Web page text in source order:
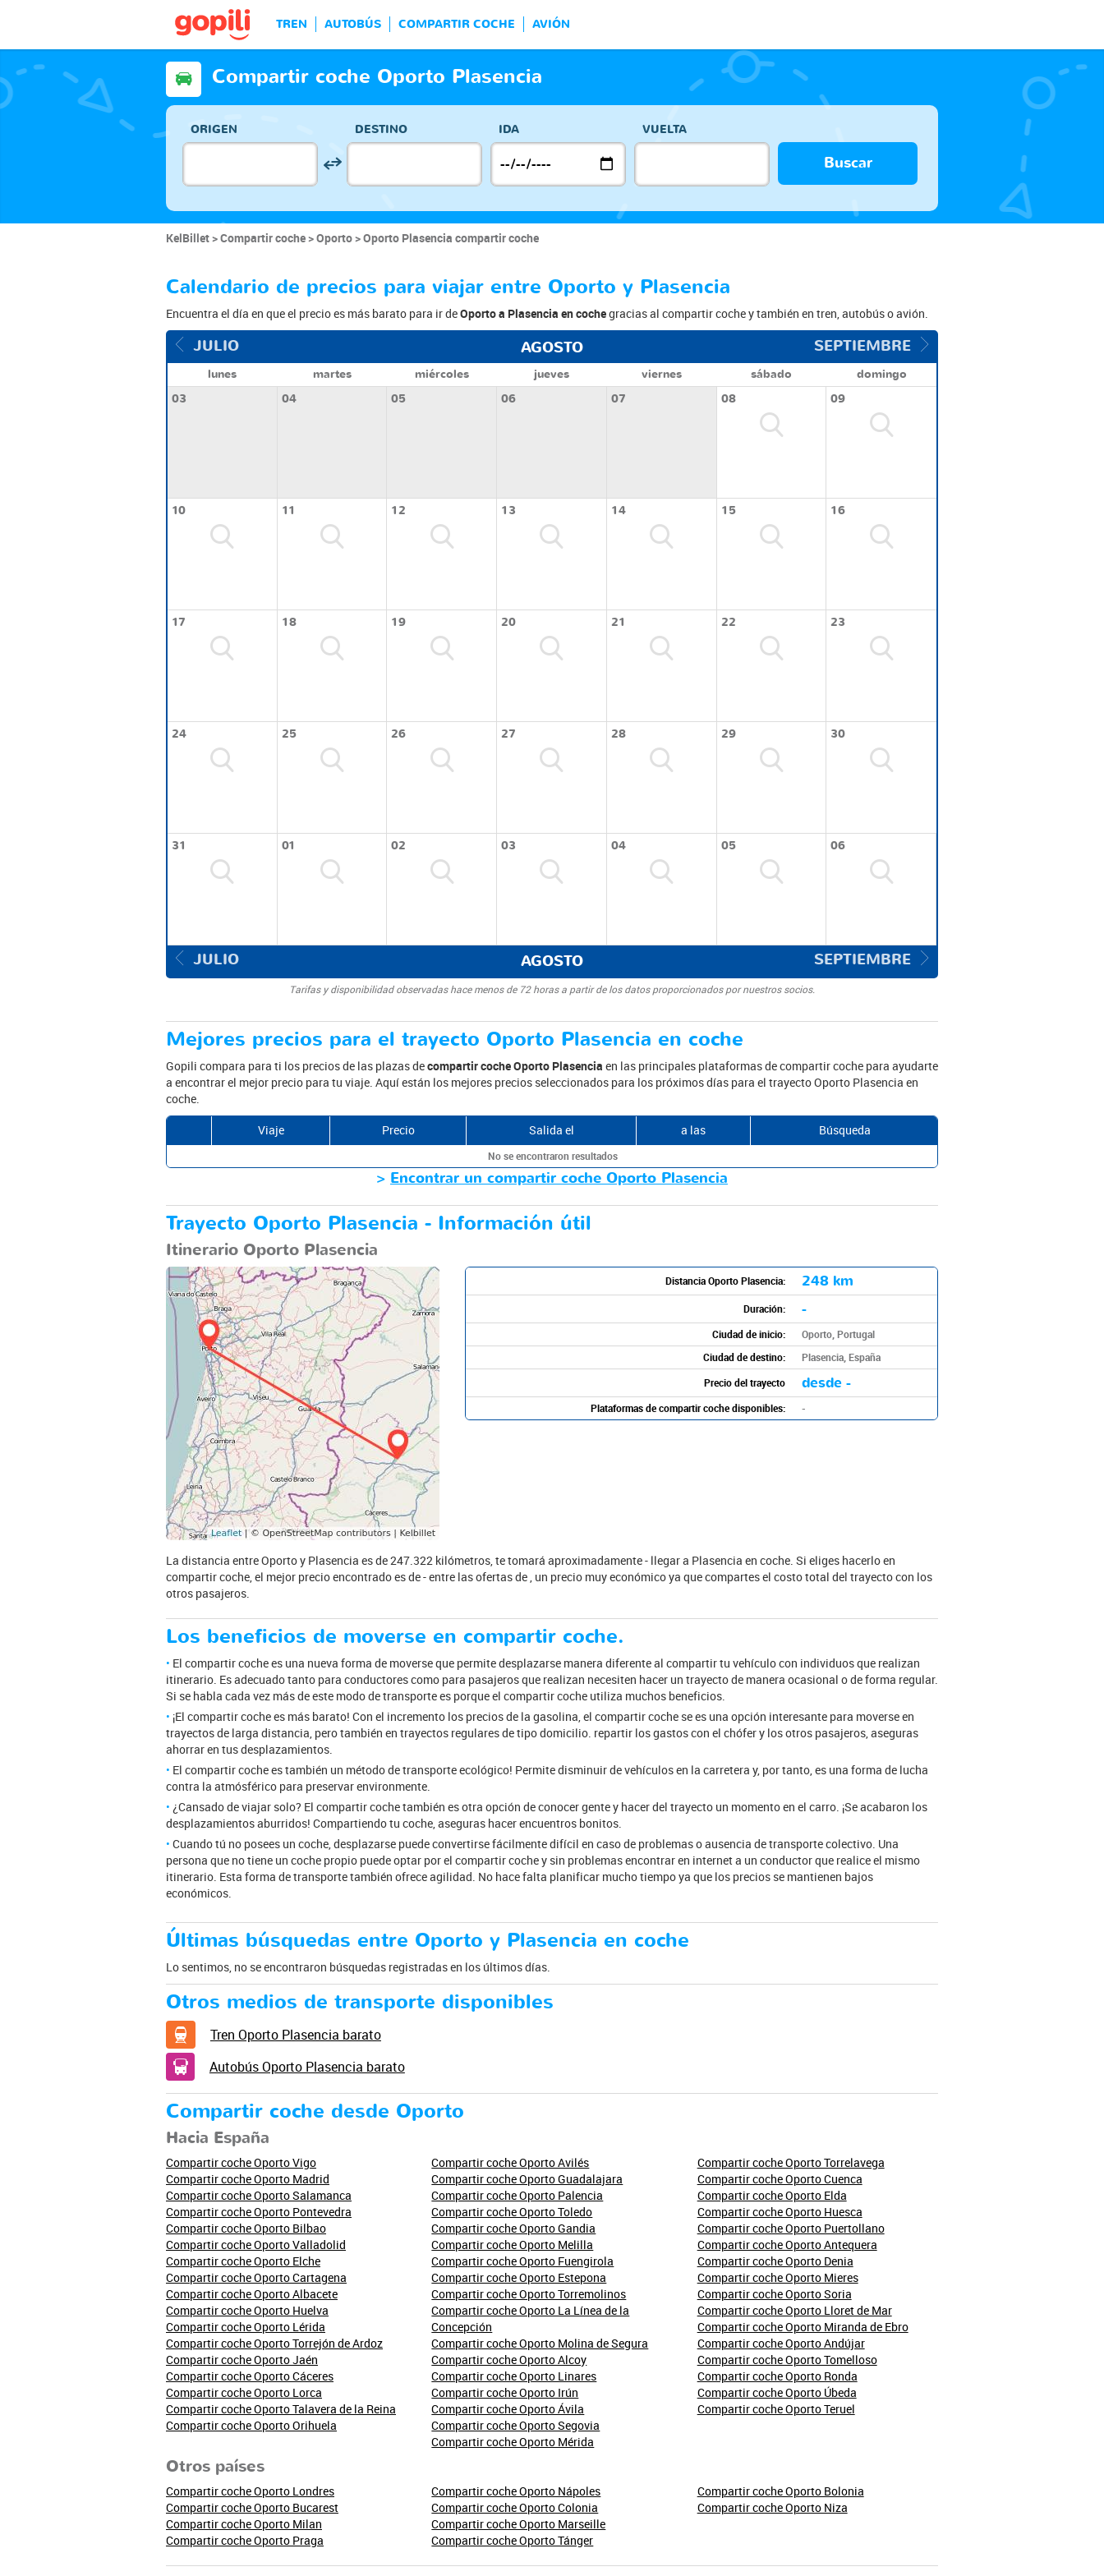
TREN AUTOBÚS COMPARTIR COCHE AVIÓN
Compartir coche Oporto Plasencia
ORIGEN DESTINO IDA VUELTA
Buscar
KelBillet Compartir coche Oporto Oporto Plasencia compartir coche
Calendario de precios para viajar entre Oporto y Plasencia
Encuentra el día en que el precio es más barato para ir deOporto a Plasencia en cochegracias al compartir coche y también en tren, autobús o avión.
JULIO SEPTIEMBRE
AGOSTO
lunes martes miércoles jueves viernes sábado
domingo
03
04 05 06 07 08 09
10 11 12 13 14 15 16
17 18 19 20 21 22 23
24 25 26 27 28 29 30
31 01 02 03 04 05 06
JULIO SEPTIEMBRE
AGOSTO
Tarifas y disponibilidad observadas hace menos de 72 horas a partir de los datos proporcionados por nuestros socios.
Mejores precios para el trayecto Oporto Plasencia en coche
Gopili compara para ti los precios de las plazas decompartir coche Oporto Plasencia en las principales plataformas de compartir coche para ayudarte
a encontrar el mejor precio para tu viaje. Aquí están los mejores precios seleccionados para los próximos días para el trayecto Oporto Plasencia en
coche.
Viaje
Precio Salida el a las Búsqueda
No se encontraron resultados
> Encontrar un compartir coche Oporto Plasencia
Trayecto Oporto Plasencia - Información útil
Itinerario Oporto Plasencia
Distancia Oporto Plasencia: 248 km
Duración: -
Ciudad de inicio:
Oporto, Portugal
Ciudad de destino:
Plasencia, España
Precio del trayecto
desde -
Plataformas de compartir coche disponibles: -
La distancia entre Oporto y Plasencia es de 247.322 kilómetros, te tomará aproximadamente - llegar a Plasencia en coche. Si eliges hacerlo en
compartir coche, el mejor precio encontrado es de - entre las ofertas de , un precio muy económico ya que compartes el costo total del trayecto con los
otros pasajeros.
Los beneficios de moverse en compartir coche.
El compartir coche es una nueva forma de moverse que permite desplazarse manera diferente al compartir tu vehículo con individuos que realizan
itinerario. Es adecuado tanto para conductores como para pasajeros que realizan necesiten hacer un trayecto de manera ocasional o de forma regular.
Si se habla cada vez más de este modo de transporte es porque el compartir coche utiliza muchos beneficios.
¡El compartir coche es más barato! Con el incremento los precios de la gasolina, el compartir coche se es una opción interesante para moverse en
trayectos de larga distancia, pero también en trayectos regulares de tipo domicilio. repartir los gastos con el chófer y los otros pasajeros, aseguras
ahorrar en tus desplazamientos.
El compartir coche es también un método de transporte ecológico! Permite disminuir de vehículos en la carretera y, por tanto, es una forma de lucha
contra la atmósférico para preservar environmente.
¿Cansado de viajar solo? El compartir coche también es otra opción de conocer gente y hacer del trayecto un momento en el carro. ¡Se acabaron los
desplazamientos aburridos! Compartiendo tu coche, aseguras hacer encuentros bonitos.
Cuando tú no posees un coche, desplazarse puede convertirse fácilmente difícil en caso de problemas o ausencia de transporte colectivo. Una
persona que no tiene un coche propio puede optar por el compartir coche y sin problemas encontrar en internet a un conductor que realice el mismo
itinerario. Esta forma de transporte también ofrece agilidad. No hace falta planificar mucho tiempo ya que los precios se mantienen bajos
económicos.
Últimas búsquedas entre Oporto y Plasencia en coche
Lo sentimos, no se encontraron búsquedas registradas en los últimos días.
Otros medios de transporte disponibles
Tren Oporto Plasencia barato
Autobús Oporto Plasencia barato
Compartir coche desde Oporto
Hacia España
Compartir coche Oporto Vigo
Compartir coche Oporto Madrid
Compartir coche Oporto Salamanca
Compartir coche Oporto Pontevedra
Compartir coche Oporto Bilbao
Compartir coche Oporto Valladolid
Compartir coche Oporto Elche
Compartir coche Oporto Cartagena
Compartir coche Oporto Albacete
Compartir coche Oporto Huelva
Compartir coche Oporto Lérida
Compartir coche Oporto Torrejón de Ardoz
Compartir coche Oporto Jaén
Compartir coche Oporto Cáceres
Compartir coche Oporto Lorca
Compartir coche Oporto Talavera de la Reina
Compartir coche Oporto Orihuela
Compartir coche Oporto Avilés
Compartir coche Oporto Guadalajara
Compartir coche Oporto Palencia
Compartir coche Oporto Toledo
Compartir coche Oporto Gandia
Compartir coche Oporto Melilla
Compartir coche Oporto Fuengirola
Compartir coche Oporto Estepona
Compartir coche Oporto Torremolinos
Compartir coche Oporto La Línea de la
Concepción
Compartir coche Oporto Molina de Segura
Compartir coche Oporto Alcoy
Compartir coche Oporto Linares
Compartir coche Oporto Irún
Compartir coche Oporto Ávila
Compartir coche Oporto Segovia
Compartir coche Oporto Mérida
Compartir coche Oporto Torrelavega
Compartir coche Oporto Cuenca
Compartir coche Oporto Elda
Compartir coche Oporto Huesca
Compartir coche Oporto Puertollano
Compartir coche Oporto Antequera
Compartir coche Oporto Denia
Compartir coche Oporto Mieres
Compartir coche Oporto Soria
Compartir coche Oporto Lloret de Mar
Compartir coche Oporto Miranda de Ebro
Compartir coche Oporto Andújar
Compartir coche Oporto Tomelloso
Compartir coche Oporto Ronda
Compartir coche Oporto Úbeda
Compartir coche Oporto Teruel
Otros países
Compartir coche Oporto Londres
Compartir coche Oporto Bucarest
Compartir coche Oporto Milan
Compartir coche Oporto Praga
Compartir coche Oporto Nápoles
Compartir coche Oporto Colonia
Compartir coche Oporto Marseille
Compartir coche Oporto Tánger
Compartir coche Oporto Bolonia
Compartir coche Oporto Niza